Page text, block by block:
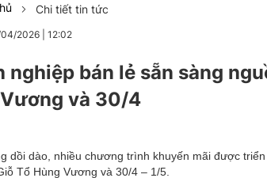
Thông tin doanh nghiệp
Kinh tế tài chính
Emagazine
Chi tiết tin tức
2026 12:02
nghiệp bán lẻ sẵn sàng
và 30/4
dồi dào, nhiều chương trình khuyến mãi được
Tổ Hùng Vương và 30/4 – 1/5.